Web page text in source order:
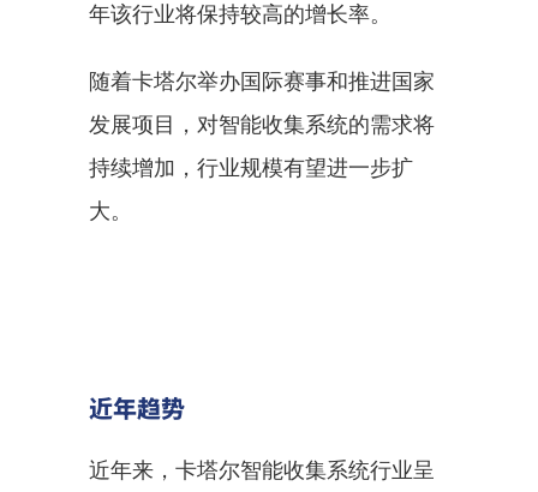
年该行业将保持较高的增长率。
随着卡塔尔举办国际赛事和推进国家
发展项目，对智能收集系统的需求将
持续增加，行业规模有望进一步扩
大。
近年趋势
近年来，卡塔尔智能收集系统行业呈